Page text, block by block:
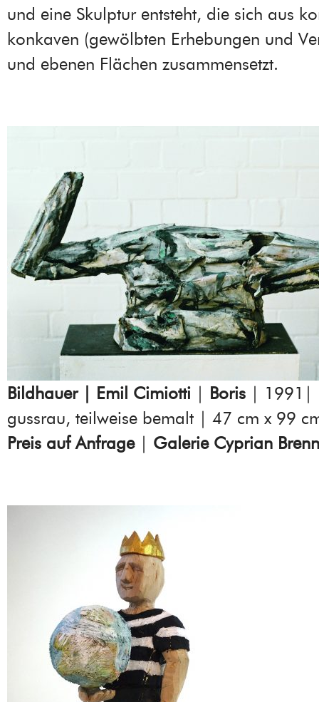
und eine Skulptur entsteht, die sich aus
konkaven (gewölbten Erhebungen und
und ebenen Flächen zusammensetzt.
Bildhauer | Emil Cimiotti | Boris | 1991|
gussrau, teilweise bemalt | 47 cm x 99
Preis auf Anfrage| Galerie Cyprian